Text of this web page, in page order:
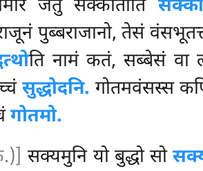
जेतुं सक्कोतीति
पुब्बराजानो, तेसं
ति नामं कतं, सब्बेसं वा
सुद्धोदनि. गोतमवंसस्स
गोतमो.
सक्यमुनि यो बुद्धो सो